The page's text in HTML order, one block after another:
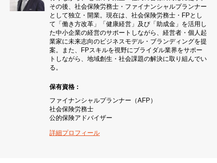
その後、社会保険労務士・ファイナンシャルプランナー
として独立・開業。現在は、社会保険労務士・FPとし
て「働き方改革」「健康経営」及び「助成金」を活用し
た中小企業の経営のサポートしながら、経営者・個人起
業家に未来志向のビジネスモデル・ブランディングを提
案。また、FPスキルを視野にブライダル業界をサポー
トしながら、地域創生・社会課題の解決に取り組んでい
る。
保有資格 :
ファイナンシャルプランナー（AFP）
社会保険労務士
公的保険アドバイザー
詳細プロフィール